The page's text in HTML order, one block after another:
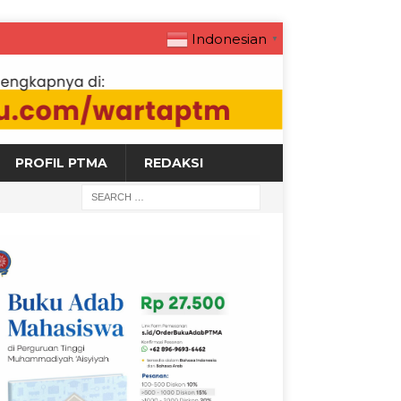
Indonesian ▼
PROFIL PTMA REDAKSI